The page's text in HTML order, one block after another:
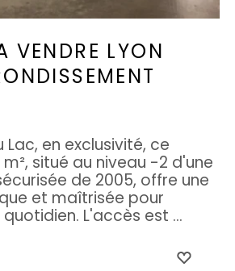
VENDRE LYON
Lac, en exclusivité, ce
situé au niveau -2 d'une
de 2005, offre une
et maîtrisée pour
L'accès est ...